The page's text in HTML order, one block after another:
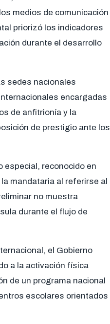
medios de comunicación
priorizó los indicadores
durante el desarrollo
sedes nacionales
encargadas
de anfitrionía y la
de prestigio ante los
especial, reconocido en
mandataria al referirse al
no muestra
durante el flujo de
el Gobierno
a la activación física
de un programa nacional
escolares orientados